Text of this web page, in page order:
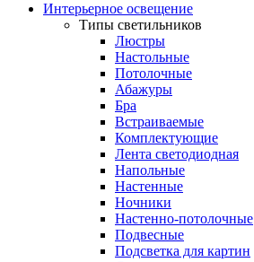
Интерьерное освещение
Типы светильников
Люстры
Настольные
Потолочные
Абажуры
Бра
Встраиваемые
Комплектующие
Лента светодиодная
Напольные
Настенные
Ночники
Настенно-потолочные
Подвесные
Подсветка для картин